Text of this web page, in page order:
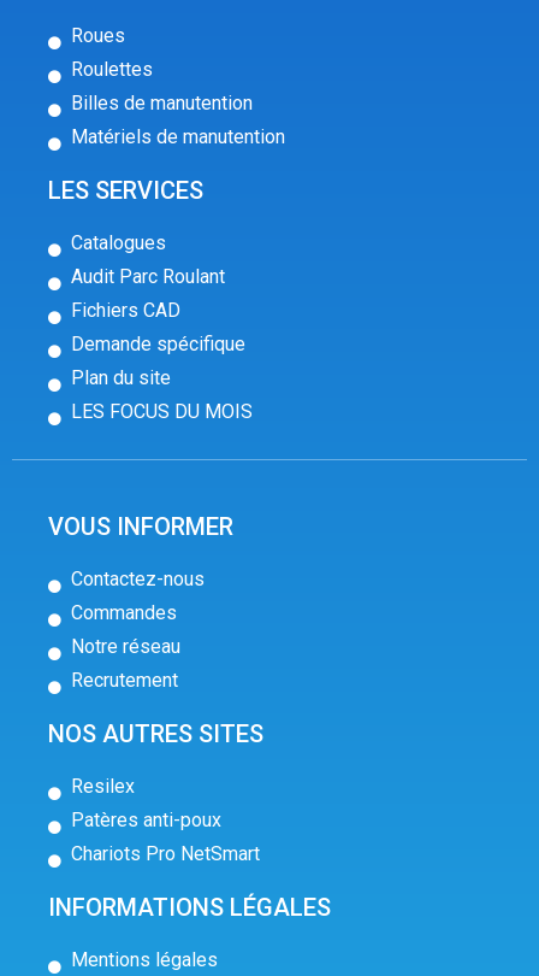
Roues
Roulettes
Billes de manutention
Matériels de manutention
LES SERVICES
Catalogues
Audit Parc Roulant
Fichiers CAD
Demande spécifique
Plan du site
LES FOCUS DU MOIS
VOUS INFORMER
Contactez-nous
Commandes
Notre réseau
Recrutement
NOS AUTRES SITES
Resilex
Patères anti-poux
Chariots Pro NetSmart
INFORMATIONS LÉGALES
Mentions légales